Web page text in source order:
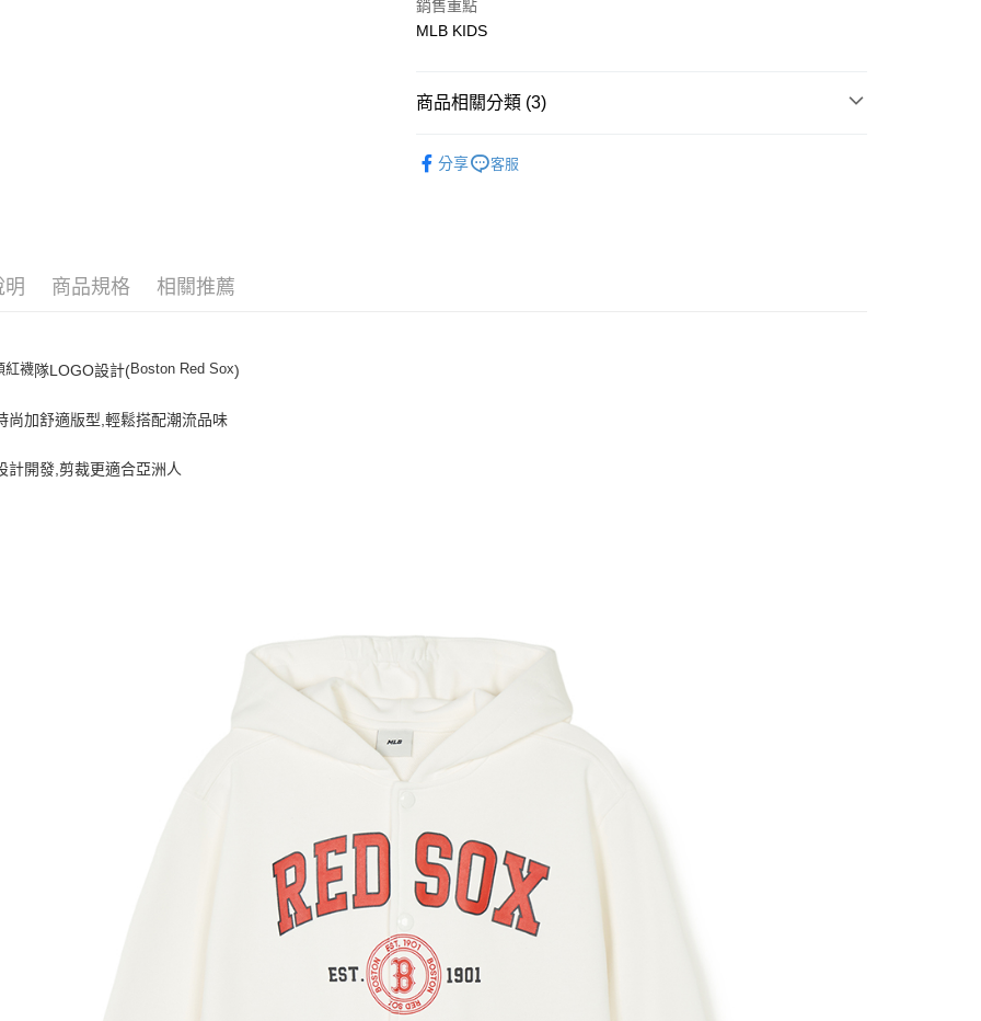
運送方式
全家取貨<不支援離島取退>
銷售重點
MLB KIDS
商品相關分類 (3)
分享 客服
明 商品規格 相關推薦
紅襪隊LOGO設計(Boston Red Sox)
尚加舒適版型,輕鬆搭配潮流品味
計開發,剪裁更適合亞洲人